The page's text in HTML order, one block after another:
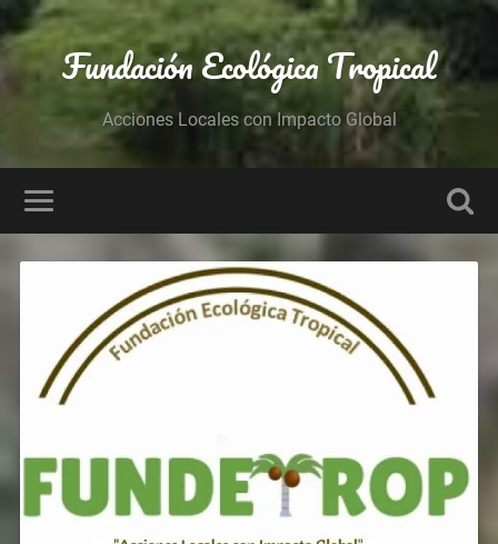
Fundación Ecológica Tropical
Acciones Locales con Impacto Global